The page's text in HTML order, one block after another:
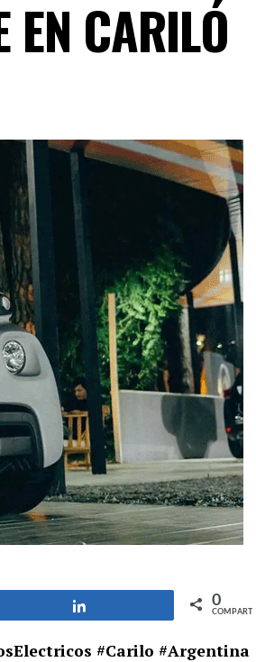
EN CARILÓ
0
#Carilo #Argentina